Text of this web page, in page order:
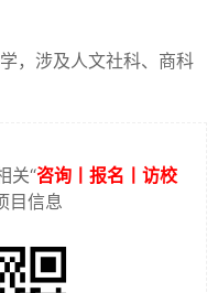
，涉及人文社科、商科
关“咨询丨报名丨访校
目信息